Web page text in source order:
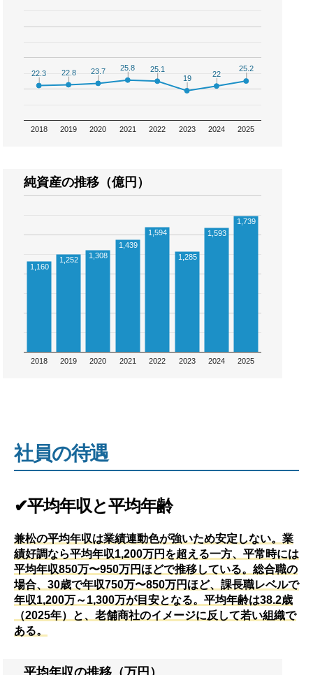
2018 2019 2020 2021 2022 2023 2024 2025
22.3
22.3 22.8
22.8 23.7
23.7 25.8
25.8 25.1
25.1
19
19
22
22
25.2
25.2
純資産の推移（億円）
2018 2019 2020 2021 2022 2023 2024 2025
1,160
1,252 1,308
1,439
1,594
1,285
1,593
1,739
社員の待遇
✔平均年収と平均年齢
兼松の平均年収は業績連動色が強いため安定しない。業
績好調なら平均年収1,200万円を超える一方、平常時には
平均年収850万〜950万円ほどで推移している。総合職の
場合、30歳で年収750万〜850万円ほど、課長職レベルで
年収1,200万～1,300万が目安となる。平均年齢は38.2歳
（2025年）と、老舗商社のイメージに反して若い組織で
ある。